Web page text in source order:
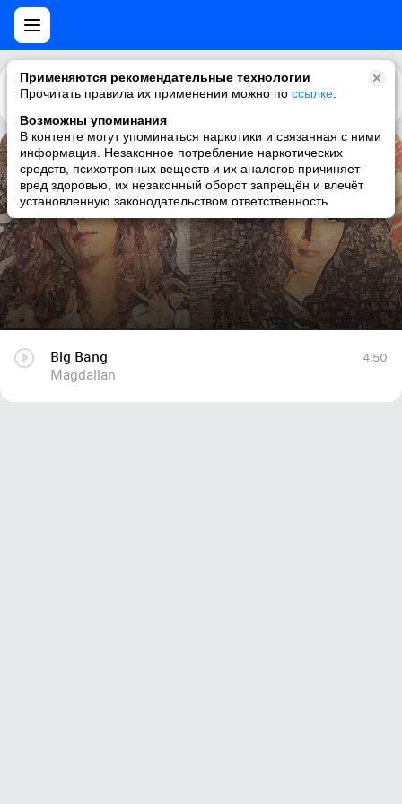
Применяются рекомендательные технологии
Прочитать правила их применении можно по ссылке
Возможны упоминания
В контенте могут упоминаться наркотики и связанная с ними
информация. Незаконное потребление наркотических
средств, психотропных веществ и их аналогов причиняет
вред здоровью, их незаконный оборот запрещён и влечёт
установленную законодательством ответственность
Каталог Рекомендации
Big Bang
Magdallan
Big Bang
Magdallan
4:50